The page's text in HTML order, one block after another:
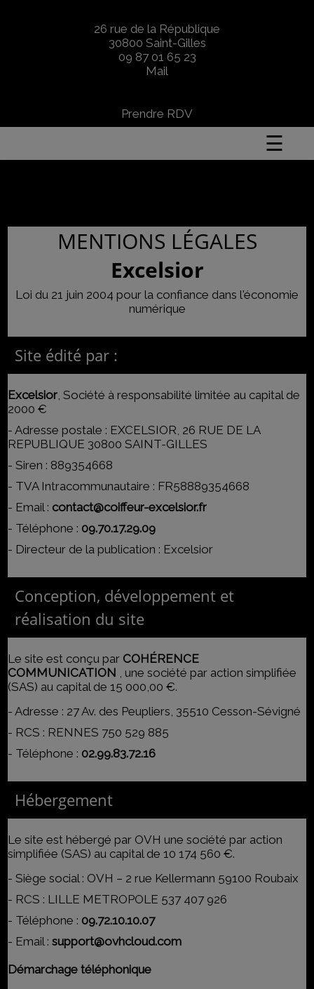
26 rue de la République
30800 Saint-Gilles
09 87 01 65 23
Mail
Prendre RDV
☰
MENTIONS LÉGALES
Excelsior
Loi du 21 juin 2004 pour la confiance dans l'économie
numérique
Site édité par :
Excelsior ,Société à responsabilité limitée au capital de
2000 €
- Adresse postale : EXCELSIOR, 26 RUE DE LA
REPUBLIQUE 30800 SAINT-GILLES
- Siren : 889354668
- TVA Intracommunautaire : FR58889354668
- Email : contact@coiffeur-excelsior.fr
- Téléphone : 09.70.17.29.09
- Directeur de la publication : Excelsior
Conception, développement et
réalisation du site
Le site est conçu par COHÉRENCE
COMMUNICATION
une société par action simplifiée
(SAS) au capital de 15 000,00 €.
- Adresse : 27 Av. des Peupliers, 35510 Cesson-Sévigné
- RCS : RENNES 750 529 885
- Téléphone : 02.99.83.72.16
Hébergement
Le site est hébergé par OVH une société par action
simplifiée (SAS) au capital de 10 174 560 €.
-Siège social : OVH – 2 rue Kellermann 59100 Roubaix
- RCS : LILLE METROPOLE 537 407 926
- Téléphone : 09.72.10.10.07
- Email :support@ovhcloud.com
Démarchage téléphonique